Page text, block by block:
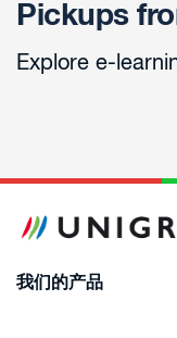
Pickups
Explore e-
我们的产品